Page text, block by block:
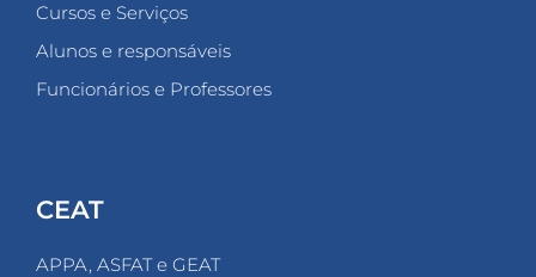
Cursos e Serviços
Alunos e responsáveis
Funcionários e Professores
CEAT
APPA, ASFAT e GEAT